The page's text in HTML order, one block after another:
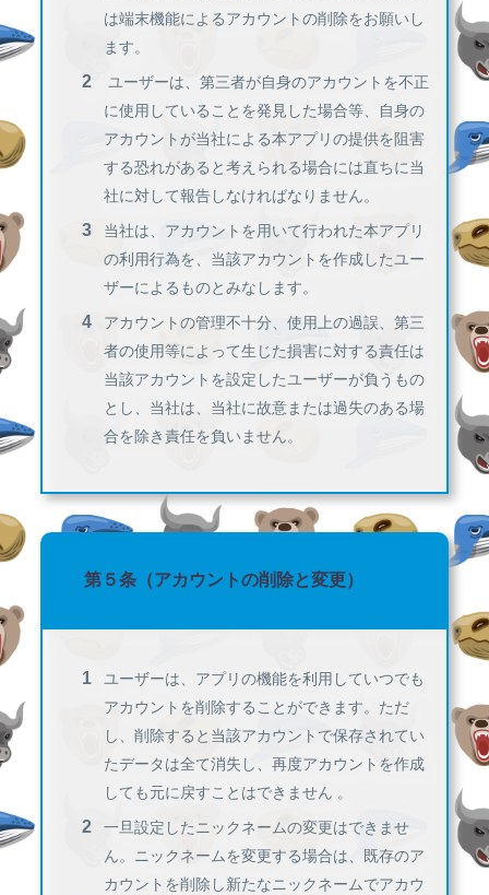
は端末機能によるアカウントの削除をお願いし
ます。
ユーザーは、第三者が自身のアカウントを不正
に使用していることを発見した場合等、自身の
アカウントが当社による本アプリの提供を阻害
する恐れがあると考えられる場合には直ちに当
社に対して報告しなければなりません。
当社は、アカウントを用いて行われた本アプリ
の利用行為を、当該アカウントを作成したユー
ザーによるものとみなします。
アカウントの管理不十分、使用上の過誤、第三
者の使用等によって生じた損害に対する責任は
当該アカウントを設定したユーザーが負うもの
とし、当社は、当社に故意または過失のある場
合を除き責任を負いません。
第５条（アカウントの削除と変更）
ユーザーは、アプリの機能を利用していつでも
アカウントを削除することができます。ただ
し、削除すると当該アカウントで保存されてい
たデータは全て消失し、再度アカウントを作成
しても元に戻すことはできません 。
一旦設定したニックネームの変更はできませ
ん。ニックネームを変更する場合は、既存のア
カウントを削除し新たなニックネームでアカウ